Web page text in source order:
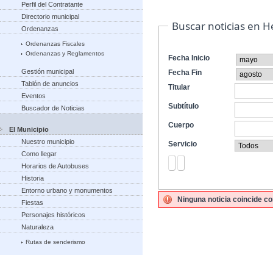
Perfil del Contratante
Directorio municipal
Ordenanzas
Ordenanzas Fiscales
Ordenanzas y Reglamentos
Gestión municipal
Tablón de anuncios
Eventos
Buscador de Noticias
El Municipio
Nuestro municipio
Como llegar
Horarios de Autobuses
Historia
Entorno urbano y monumentos
Fiestas
Personajes históricos
Naturaleza
Rutas de senderismo
Buscar noticias en
Fecha Inicio
Fecha Fin
Titular
Subtítulo
Cuerpo
Servicio
Ninguna noticia coincide